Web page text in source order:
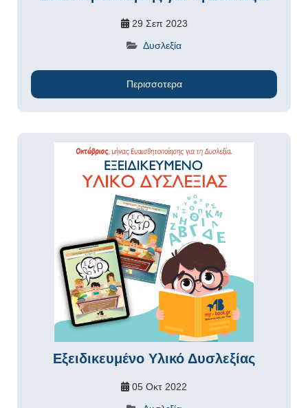
29 Σεπ 2023
Δυσλεξία
Περισσοτερα
Εξειδικευμένο Υλικό Δυσλεξίας
05 Οκτ 2022